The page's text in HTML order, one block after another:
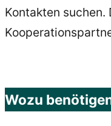
Kontakten suchen.
Wozu